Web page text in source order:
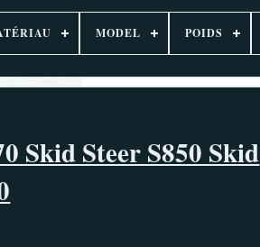
MODEL POIDS
Skid Steer S850 Skid